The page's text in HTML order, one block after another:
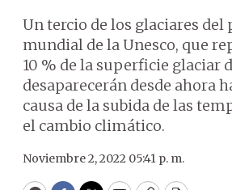
Un tercio de los glaciares
mundial de la Unesco, que
10 % de la superficie glaciar
desaparecerán desde ahora
causa de la subida de las
el cambio climático.
Noviembre 2, 2022 05:41 p. m.